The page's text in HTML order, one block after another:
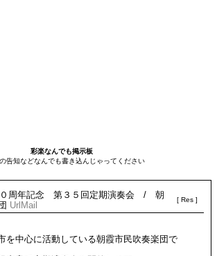
彩楽なんでも掲示板
告知などなんでも書き込んじゃってください
周年記念 第３５回定期演奏会 / 朝
Url Mail
を中心に活動している朝霞市民吹奏楽団で